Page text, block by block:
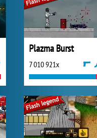
Plazma Burst
7 010 921x